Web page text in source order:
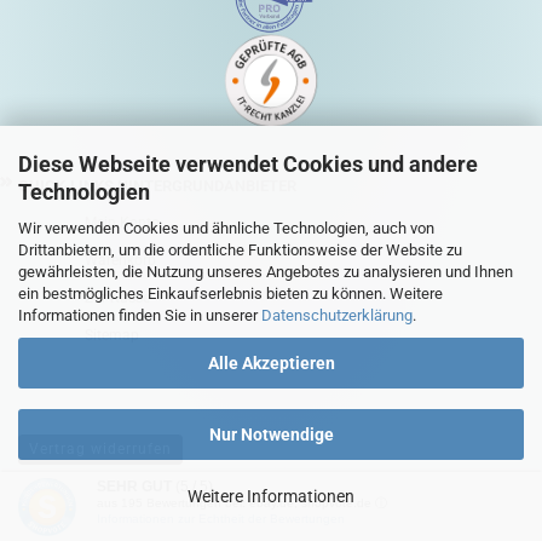
Diese Webseite verwendet Cookies und andere
Technologien
Wir verwenden Cookies und ähnliche Technologien, auch von
Drittanbietern, um die ordentliche Funktionsweise der Website zu
gewährleisten, die Nutzung unseres Angebotes zu analysieren und Ihnen
ein bestmögliches Einkaufserlebnis bieten zu können. Weitere
Informationen finden Sie in unserer Datenschutzerklärung.
Alle Akzeptieren
Nur Notwendige
Weitere Informationen
QUICK-LINKS HINTERGRUNDANBIETER
Mein Konto
Warenkorb
Zur Kasse
Sitemap
(5 / 5)
Bewertungen bei: ebay.de, shopvote.de ⓘ